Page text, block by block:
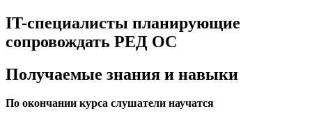
IT-специалисты планирующие
сопровождать РЕД ОС
Получаемые знания и навыки
По окончании курса слушатели научатся